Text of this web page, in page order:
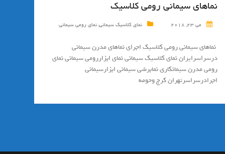
نماهای سیمانی رومی کلاسیک
می 23, 2018 نمای کلاسیک سیمانی,نمای رومی سیمانی
نماهای سیمانی رومی کلاسیک اجراي نماهاي مدرن سيماني
درسراسرايران نماي كلاسيك سيماني نماي ابزاررومي سيماني نماي
رومي مدرن سيمانكاري نمابرشي سيماني ابزارسيماني
اجرادرسراسرتهران كرج وحومه